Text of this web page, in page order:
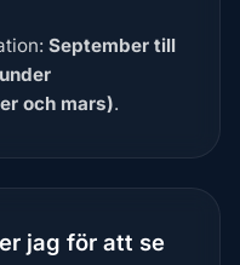
September till
och mars).
jag för att se